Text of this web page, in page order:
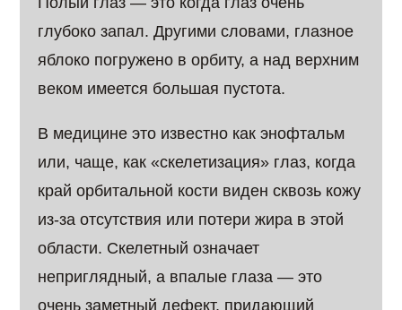
глубоко запал. Другими словами, глазное
яблоко погружено в орбиту, а над верхним
веком имеется большая пустота.
В медицине это известно как энофтальм
или, чаще, как «скелетизация» глаз, когда
край орбитальной кости виден сквозь кожу
из-за отсутствия или потери жира в этой
области. Скелетный означает
неприглядный, а впалые глаза — это
очень заметный дефект, придающий